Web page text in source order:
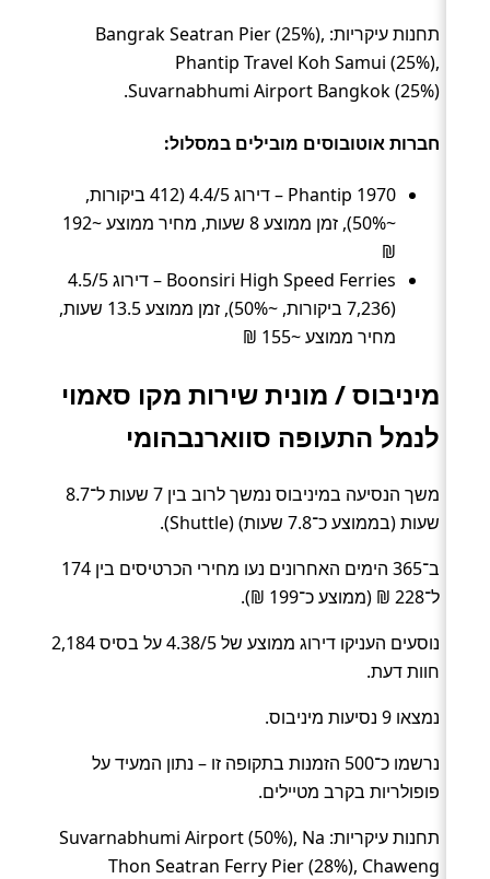
תחנות עיקריות: Bangrak Seatran Pier (25%),
Phantip Travel Koh Samui (25%),
Suvarnabhumi Airport Bangkok (25%).
חברות אוטובוסים מובילים במסלול:
Phantip 1970 – דירוג 4.4/5 (412 ביקורות,
~50%), זמן ממוצע 8 שעות, מחיר ממוצע ~192
₪
Boonsiri High Speed Ferries – דירוג 4.5/5
(7,236 ביקורות, ~50%), זמן ממוצע 13.5 שעות,
מחיר ממוצע ~155 ₪
מיניבוס / מונית שירות מקו סאמוי
לנמל התעופה סווארנבהומי
משך הנסיעה במיניבוס נמשך לרוב בין 7 שעות ל־8.7
שעות (בממוצע כ־7.8 שעות) (Shuttle).
ב־365 הימים האחרונים נעו מחירי הכרטיסים בין 174
ל־228 ₪ (ממוצע כ־199 ₪).
נוסעים העניקו דירוג ממוצע של 4.38/5 על בסיס 2,184
חוות דעת.
נמצאו 9 נסיעות מיניבוס.
נרשמו כ־500 הזמנות בתקופה זו – נתון המעיד על
פופולריות בקרב מטיילים.
תחנות עיקריות: Suvarnabhumi Airport (50%), Na
Thon Seatran Ferry Pier (28%), Chaweng